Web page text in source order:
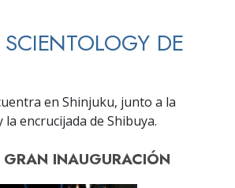
DE
en Shinjuku, junto a la
encrucijada de Shibuya.
INAUGURACIÓN